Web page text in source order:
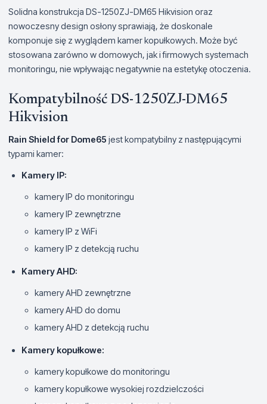
Solidna konstrukcja DS-1250ZJ-DM65 Hikvision oraz
nowoczesny design osłony sprawiają, że doskonale
komponuje się z wyglądem kamer kopułkowych. Może być
stosowana zarówno w domowych, jak i firmowych systemach
monitoringu, nie wpływając negatywnie na estetykę otoczenia.
Kompatybilność DS-1250ZJ-DM65
Hikvision
Rain Shield for Dome65 jest kompatybilny z następującymi
typami kamer:
Kamery IP:
kamery IP do monitoringu
kamery IP zewnętrzne
kamery IP z WiFi
kamery IP z detekcją ruchu
Kamery AHD:
kamery AHD zewnętrzne
kamery AHD do domu
kamery AHD z detekcją ruchu
Kamery kopułkowe:
kamery kopułkowe do monitoringu
kamery kopułkowe wysokiej rozdzielczości